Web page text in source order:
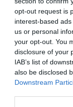
opt-out request is
interest-based
us or personal
your opt-out. You
disclosure of your
IAB’s list of
also be disclosed
Downstream
La industria
Francis Casado
Tecnología 3D